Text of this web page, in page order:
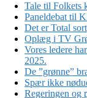
Tale til Folkets
Paneldebat til
Det er Total sort
Oplæg i TV
Vores ledere
2025.
De ”grønne”
Spær ikke
Regeringen og